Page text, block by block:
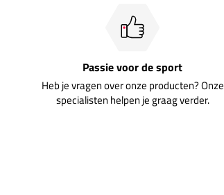
Passie voor de sport
Heb je vragen over onze producten? Onze
specialisten helpen je graag verder.